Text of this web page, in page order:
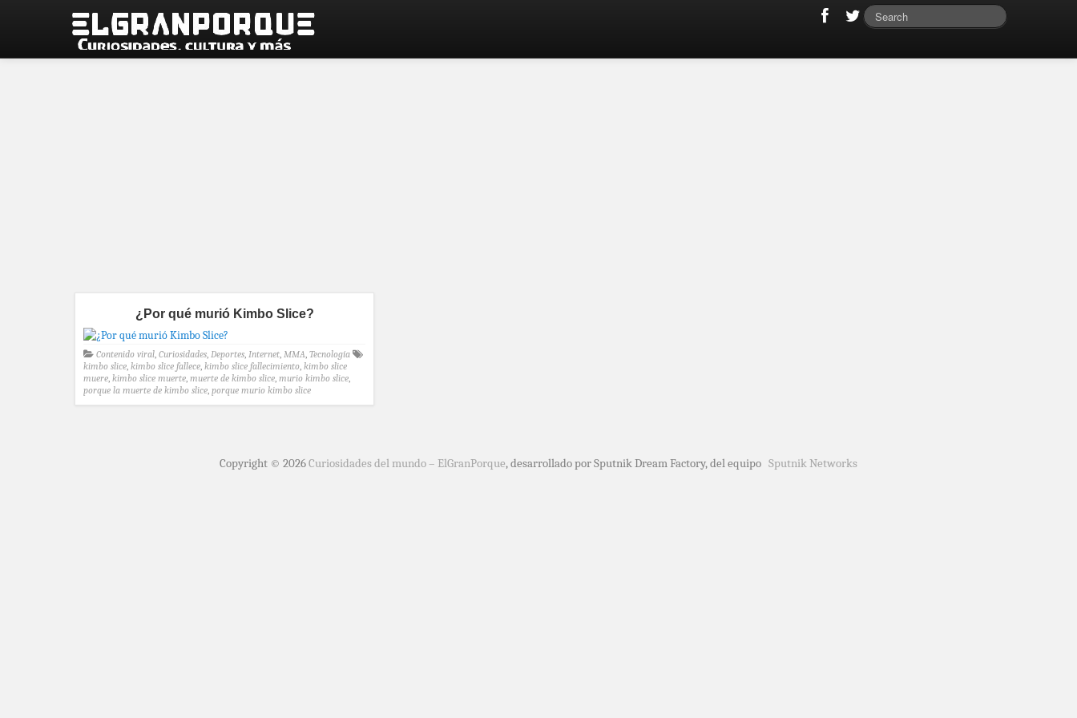
¿Por qué murió Kimbo Slice?
Contenido viral, Curiosidades, Deportes, Internet, MMA, Tecnología
kimbo slice, kimbo slice fallece, kimbo slice fallecimiento, kimbo slice
muere, kimbo slice muerte, muerte de kimbo slice, murio kimbo slice,
porque la muerte de kimbo slice, porque murio kimbo slice
Copyright © 2026Curiosidades del mundo – ElGranPorque, desarrollado por Sputnik Dream Factory, del equipo Sputnik Networks